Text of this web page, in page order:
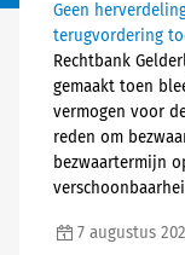
Geen
terugvordering
Rechtbank
gemaakt toen
vermogen voor
reden om
bezwaartermijn
7 augustus